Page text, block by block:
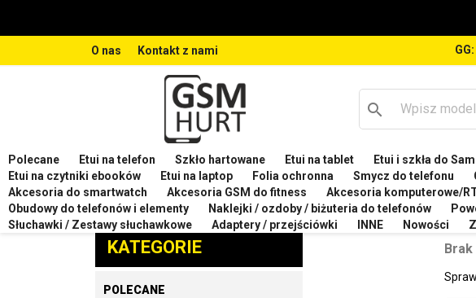
O nas Kontakt z nami
search
Polecane Etui na telefon Szkło hartowane Etui na tablet Etui i szkła do
Etui na czytniki ebooków
Etui na laptop Folia ochronna Smycz do telefonu
Akcesoria do smartwatch
Akcesoria GSM do fitness Akcesoria komputerowe/
Obudowy do telefonów i elementy
Naklejki / ozdoby / biżuteria do telefonów
Słuchawki / Zestawy słuchawkowe
Adaptery / przejściówki INNE Nowości
Strona główna Etui na telefon Etui na telefon CUBOT Etui do Cubot X70
Zaproponuj produkt
KATEGORIE
POLECANE
ETUI DO CUBOT